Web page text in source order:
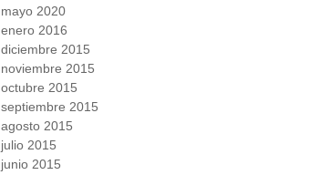
mayo 2020
enero 2016
diciembre 2015
noviembre 2015
octubre 2015
septiembre 2015
agosto 2015
julio 2015
junio 2015